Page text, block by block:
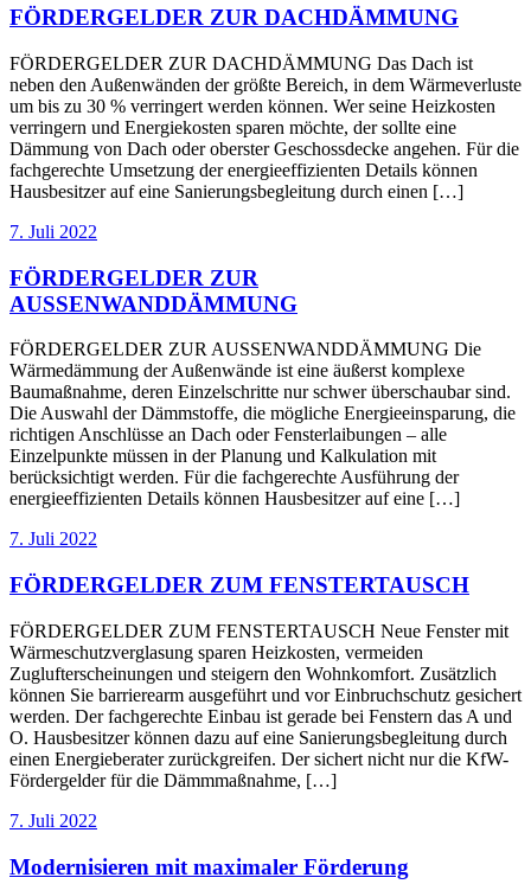
FÖRDERGELDER ZUR DACHDÄMMUNG
FÖRDERGELDER ZUR DACHDÄMMUNG Das Dach ist
neben den Außenwänden der größte Bereich, in dem Wärmeverluste
um bis zu 30 % verringert werden können. Wer seine Heizkosten
verringern und Energiekosten sparen möchte, der sollte eine
Dämmung von Dach oder oberster Geschossdecke angehen. Für die
fachgerechte Umsetzung der energieeffizienten Details können
Hausbesitzer auf eine Sanierungsbegleitung durch einen […]
7. Juli 2022
FÖRDERGELDER ZUR
AUSSENWANDDÄMMUNG
FÖRDERGELDER ZUR AUSSENWANDDÄMMUNG Die
Wärmedämmung der Außenwände ist eine äußerst komplexe
Baumaßnahme, deren Einzelschritte nur schwer überschaubar sind.
Die Auswahl der Dämmstoffe, die mögliche Energieeinsparung, die
richtigen Anschlüsse an Dach oder Fensterlaibungen – alle
Einzelpunkte müssen in der Planung und Kalkulation mit
berücksichtigt werden. Für die fachgerechte Ausführung der
energieeffizienten Details können Hausbesitzer auf eine […]
7. Juli 2022
FÖRDERGELDER ZUM FENSTERTAUSCH
FÖRDERGELDER ZUM FENSTERTAUSCH Neue Fenster mit
Wärmeschutzverglasung sparen Heizkosten, vermeiden
Zuglufterscheinungen und steigern den Wohnkomfort. Zusätzlich
können Sie barrierearm ausgeführt und vor Einbruchschutz gesichert
werden. Der fachgerechte Einbau ist gerade bei Fenstern das A und
O. Hausbesitzer können dazu auf eine Sanierungsbegleitung durch
einen Energieberater zurückgreifen. Der sichert nicht nur die KfW-
Fördergelder für die Dämmmaßnahme, […]
7. Juli 2022
Modernisieren mit maximaler Förderung